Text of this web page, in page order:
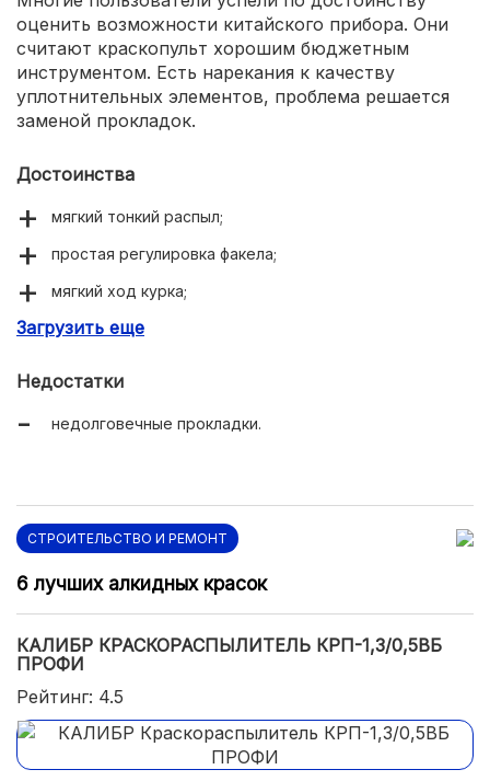
оценить возможности китайского прибора. Они
считают краскопульт хорошим бюджетным
инструментом. Есть нарекания к качеству
уплотнительных элементов, проблема решается
заменой прокладок.
Достоинства
мягкий тонкий распыл;
простая регулировка факела;
мягкий ход курка;
доступная цена.
Загрузить еще
Недостатки
недолговечные прокладки.
СТРОИТЕЛЬСТВО И РЕМОНТ
6 лучших алкидных красок
КАЛИБР КРАСКОРАСПЫЛИТЕЛЬ КРП-1,3/0,5ВБ
ПРОФИ
Рейтинг: 4.5